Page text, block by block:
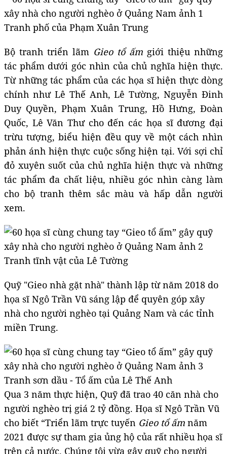
Tranh phố của Phạm Xuân Trung
Bộ tranh triển lãm Gieo tổ ấm giới thiệu những
tác phẩm dưới góc nhìn của chủ nghĩa hiện thực.
Từ những tác phẩm của các họa sĩ hiện thực dòng
chính như Lê Thế Anh, Lê Tường, Nguyễn Đinh
Duy Quyền, Phạm Xuân Trung, Hồ Hưng, Đoàn
Quốc, Lê Văn Thư cho đến các họa sĩ đương đại
trừu tượng, biểu hiện đều quy về một cách nhìn
phản ánh hiện thực cuộc sống hiện tại. Với sợi chỉ
đỏ xuyên suốt của chủ nghĩa hiện thực và những
tác phẩm đa chất liệu, nhiều góc nhìn càng làm
cho bộ tranh thêm sắc màu và hấp dẫn người
xem.
Tranh tĩnh vật của Lê Tường
Quỹ "Gieo nhà gặt nhà" thành lập từ năm 2018 do
họa sĩ Ngô Trần Vũ sáng lập để quyên góp xây
nhà cho người nghèo tại Quảng Nam và các tỉnh
miền Trung.
Tranh sơn dầu - Tổ ấm của Lê Thế Anh
Qua 3 năm thực hiện, Quỹ đã trao 40 căn nhà cho
người nghèo trị giá 2 tỷ đồng. Họa sĩ Ngô Trần Vũ
cho biết “Triển lãm trực tuyến Gieo tổ ấm năm
2021 được sự tham gia ủng hộ của rất nhiều họa sĩ
trên cả nước. Chúng tôi vừa gây quỹ cho người